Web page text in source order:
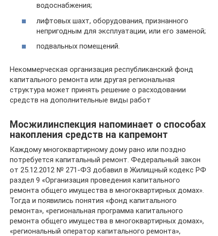
водоснабжения;
лифтовых шахт, оборудования, признанного
непригодным для эксплуатации, или его заменой;
подвальных помещений.
Некоммерческая организация республиканский фонд
капитального ремонта или другая региональная
структура может принять решение о расходовании
средств на дополнительные виды работ
Мосжилинспекция напоминает о способах
накопления средств на капремонт
Каждому многоквартирному дому рано или поздно
потребуется капитальный ремонт. Федеральный закон
от 25.12.2012 № 271-ФЗ добавил в Жилищный кодекс РФ
раздел 9 «Организация проведения капитального
ремонта общего имущества в многоквартирных домах».
Тогда и появились понятия «фонд капитального
ремонта», «региональная программа капитального
ремонта общего имущества в многоквартирных домах»,
«региональный оператор капитального ремонта»,